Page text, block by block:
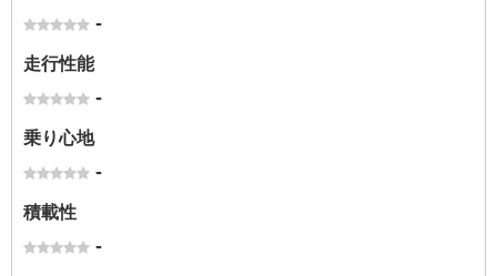
-
走行性能
-
乗り心地
-
積載性
-